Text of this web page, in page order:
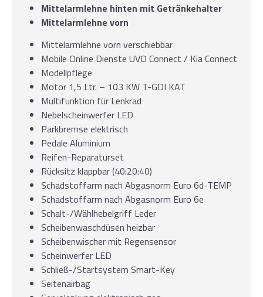
Mittelarmlehne hinten mit Getränkehalter
Mittelarmlehne vorn
Mittelarmlehne vorn verschiebbar
Mobile Online Dienste UVO Connect / Kia Connect
Modellpflege
Motor 1,5 Ltr. – 103 KW T-GDI KAT
Multifunktion für Lenkrad
Nebelscheinwerfer LED
Parkbremse elektrisch
Pedale Aluminium
Reifen-Reparaturset
Rücksitz klappbar (40:20:40)
Schadstoffarm nach Abgasnorm Euro 6d-TEMP
Schadstoffarm nach Abgasnorm Euro 6e
Schalt-/Wählhebelgriff Leder
Scheibenwaschdüsen heizbar
Scheibenwischer mit Regensensor
Scheinwerfer LED
Schließ-/Startsystem Smart-Key
Seitenairbag